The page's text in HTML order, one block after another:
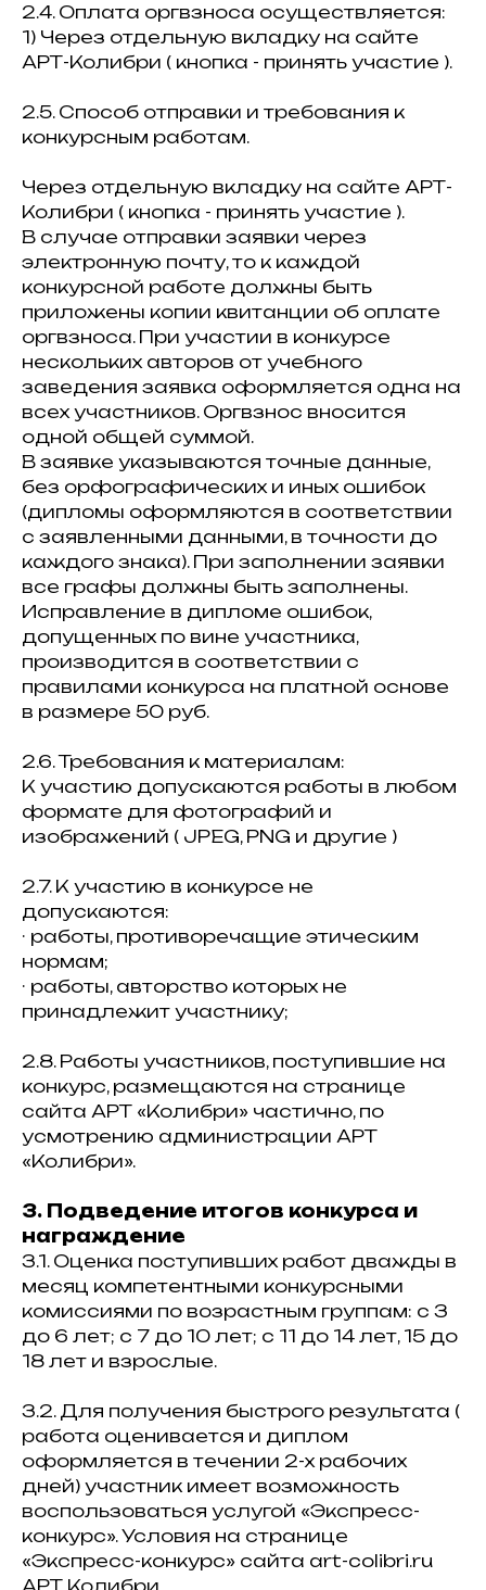
2.4. Оплата оргвзноса осуществляется:
1) Через отдельную вкладку на сайте
АРТ-Колибри ( кнопка - принять участие ).
2.5. Способ отправки и требования к
конкурсным работам.
Через отдельную вкладку на сайте АРТ-
Колибри ( кнопка - принять участие ).
В случае отправки заявки через
электронную почту, то к каждой
конкурсной работе должны быть
приложены копии квитанции об оплате
оргвзноса. При участии в конкурсе
нескольких авторов от учебного
заведения заявка оформляется одна на
всех участников. Оргвзнос вносится
одной общей суммой.
В заявке указываются точные данные,
без орфографических и иных ошибок
(дипломы оформляются в соответствии
с заявленными данными, в точности до
каждого знака). При заполнении заявки
все графы должны быть заполнены.
Исправление в дипломе ошибок,
допущенных по вине участника,
производится в соответствии с
правилами конкурса на платной основе
в размере 50 руб.
2.6. Требования к материалам:
К участию допускаются работы в любом
формате для фотографий и
изображений ( JPEG, PNG и другие )
2.7. К участию в конкурсе не
допускаются:
· работы, противоречащие этическим
нормам;
· работы, авторство которых не
принадлежит участнику;
2.8. Работы участников, поступившие на
конкурс, размещаются на странице
сайта АРТ «Колибри» частично, по
усмотрению администрации АРТ
«Колибри».
3. Подведение итогов конкурса и
награждение
3.1. Оценка поступивших работ дважды в
месяц компетентными конкурсными
комиссиями по возрастным группам: с 3
до 6 лет; с 7 до 10 лет; с 11 до 14 лет, 15 до
18 лет и взрослые.
3.2. Для получения быстрого результата (
работа оценивается и диплом
оформляется в течении 2-х рабочих
дней) участник имеет возможность
воспользоваться услугой «Экспресс-
конкурс». Условия на странице
«Экспресс-конкурс» сайта art-colibri.ru
АРТ Колибри.